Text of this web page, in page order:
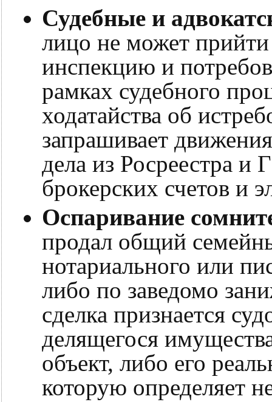
Судебные и
лицо не может
инспекцию и
рамках судебного
ходатайства об
запрашивает
дела из Росреестра
брокерских счетов и
Оспаривание
продал общий
нотариального или
либо по заведомо
сделка признается
делящегося
объект, либо его
которую определяет